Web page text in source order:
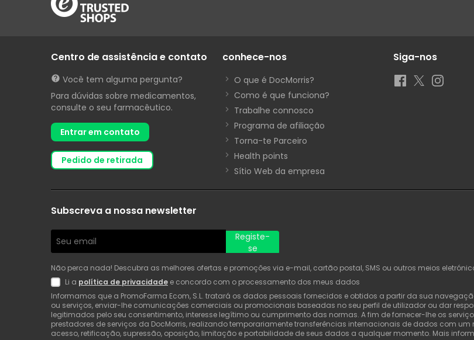
Centro de assistência e contato
Você tem alguma pergunta?
Para dúvidas sobre medicamentos,
consulte o seu farmacêutico.
Entrar em contato
pedido de retirada
conhece-nos
O que é DocMorris?
Como é que funciona?
Trabalhe connosco
Programa de afiliação
Torna-te Parceiro
Health points
Sítio Web da empresa
Siga-nos
Subscreva a nossa newsletter
Registe-
se
Não perca nada! Descubra as melhores ofertas e promoções via e-mail, cartão postal, SMS ou outros meios
Li a política de privacidade e concordo com o processamento dos meus dados
Informamos que a PromoFarma Ecom, S.L. tratará os dados pessoais fornecidos e obtidos a partir da sua
ou serviços, enviar-lhe comunicações comerciais ou promocionais baseadas no seu perfil de utilizador ou dar
legitimados pelo seu consentimento, interesse legítimo ou cumprimento das normas. A fim de fornecer-lhe os
prestadores de serviços da DocMorris, realizando temporariamente transferências internacionais de dados com
acesso, retificação, supressão, oposição, limitação e portabilidade de seus dados a qualquer momento. Mais